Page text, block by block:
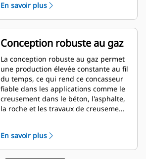
clé. Les canalisations hydrauliques et
la pression de la tête arrière peuvent
être vérifiées et modifiées pendant le
montage du disjoncteur sur la
machine, ce qui permet une
surveillance rapide de l'état du
disjoncteur.
En savoir plus
Conception robuste au gaz
La conception robuste au gaz permet
une production élevée constante au fil
du temps, ce qui rend ce concasseur
fiable dans les applications comme le
creusement dans le béton, l'asphalte,
la roche et les travaux de creusement
En savoir plus